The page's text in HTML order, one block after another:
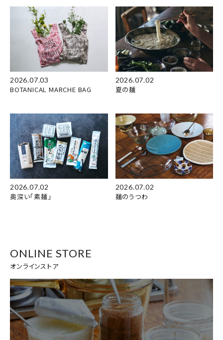
2026.07.03
BOTANICAL MARCHE BAG
2026.07.02
夏の麺
2026.07.02
奥深い「素麺」
2026.07.02
麺のうつわ
ONLINE STORE
オンラインストア